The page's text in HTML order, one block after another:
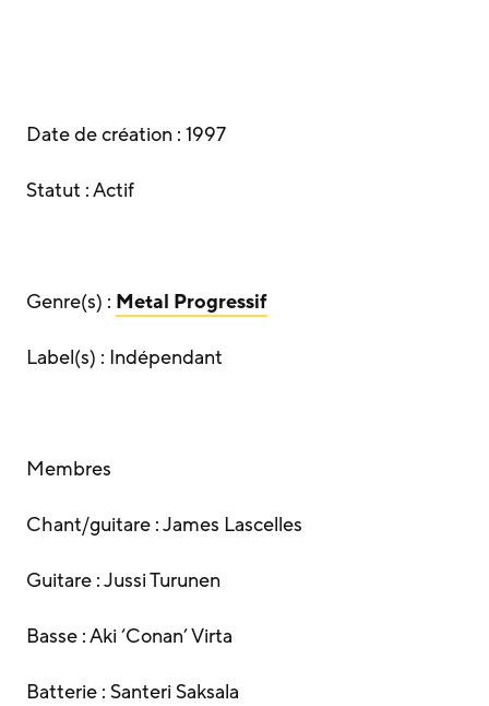
Date de création : 1997
Statut : Actif
Genre(s) : Metal Progressif
Label(s) : Indépendant
Membres
Chant/guitare : James Lascelles
Guitare : Jussi Turunen
Basse : Aki ‘Conan’ Virta
Batterie : Santeri Saksala